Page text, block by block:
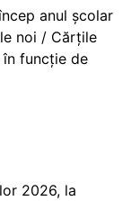
anul școlar
noi / Cărțile
funcție de
2026, la